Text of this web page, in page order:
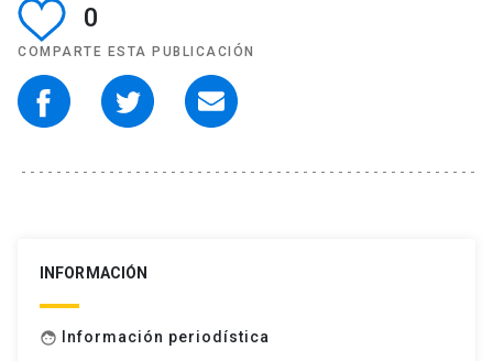
0
COMPARTE ESTA PUBLICACIÓN
INFORMACIÓN
face Información periodística